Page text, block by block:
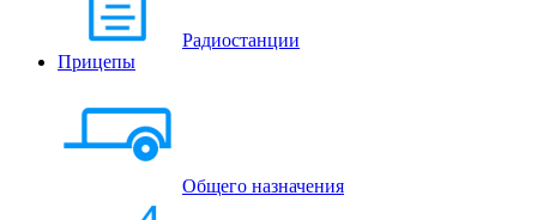
Радиостанции
Прицепы
Общего назначения